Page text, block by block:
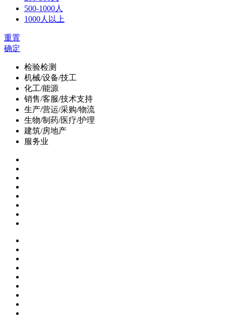
500-1000人
1000人以上
重置
确定
检验检测
机械/设备/技工
化工/能源
销售/客服/技术支持
生产/营运/采购/物流
生物/制药/医疗/护理
建筑/房地产
服务业